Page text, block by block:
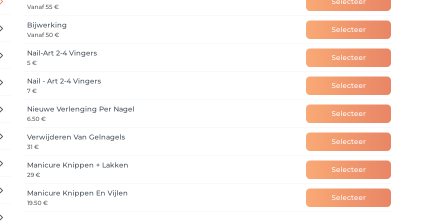
altijd zien wanneer jouw volgende afspraak is geboekt. Hier kun je ook zelf je afspraak verplaatsen of tot
beschikbaar! 📲 Download de app via de Playstore of Appstore en log in met je bestaande account om je
— waar en wanneer je maar wilt!
Vanaf55 €
Bijwerking
Vanaf50 €
Selecteer
Nail-Art 2-4 Vingers
5 €
Selecteer
Nail - Art 2-4 Vingers
7 €
Selecteer
Nieuwe Verlenging Per Nagel
6.50 €
Selecteer
Verwijderen Van Gelnagels
31 €
Selecteer
Manicure Knippen + Lakken
29 €
Selecteer
Manicure Knippen En Vijlen
19.50 €
Selecteer